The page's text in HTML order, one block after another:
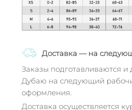
Доставка — на
Заказы подготавливаются и
Дубаю на следующий
оформления.
Доставка осуществляется